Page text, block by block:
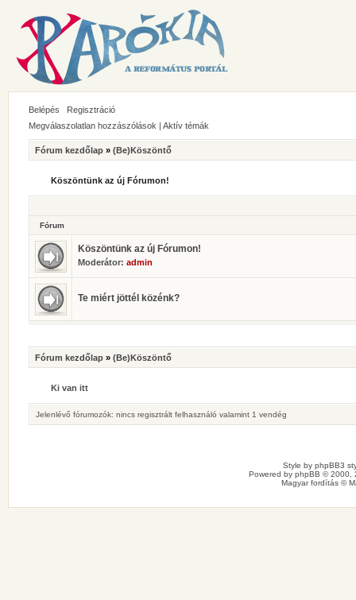
Belépés
Regisztráció
Megválaszolatlan hozzászólások | Aktív témák
Fórum kezdőlap » (Be)Köszöntő
Köszöntünk az új Fórumon!
Fórum
Köszöntünk az új Fórumon!
Moderátor: admin
Te miért jöttél közénk?
Fórum kezdőlap » (Be)Köszöntő
Ki van itt
Jelenlévő fórumozók: nincs regisztrált felhasználó valamint 1 vendég
Style by phpBB3
Powered by phpBB © 2000,
Magyar fordítás ©